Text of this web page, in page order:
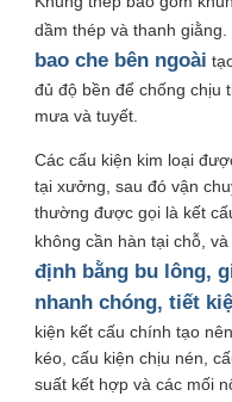
Cấu trúc thép đúc
Kho cấu trúc thép
Hội thảo cấu trúc
Xây dựng cấu trúc
Xây dựng cấu trúc
Xây dựng khung thép
dầm thép và thanh giằng.
bao che bên ngoài
đủ độ bền để chống chịu
mưa và tuyết.
Các cấu kiện kim loại
tại xưởng, sau đó vận
thường được gọi là kết
không cần hàn tại chỗ, và
định bằng bu lông,
nhanh chóng, tiết
kiện kết cấu chính tạo
kéo, cấu kiện chịu nén,
suất kết hợp và các mối